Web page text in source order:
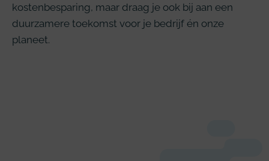
kostenbesparing, maar draag je ook bij aan een
duurzamere toekomst voor je bedrijf én onze
planeet.